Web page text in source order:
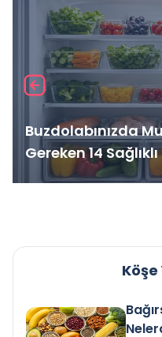
Buzdolabınızda
Gereken 14